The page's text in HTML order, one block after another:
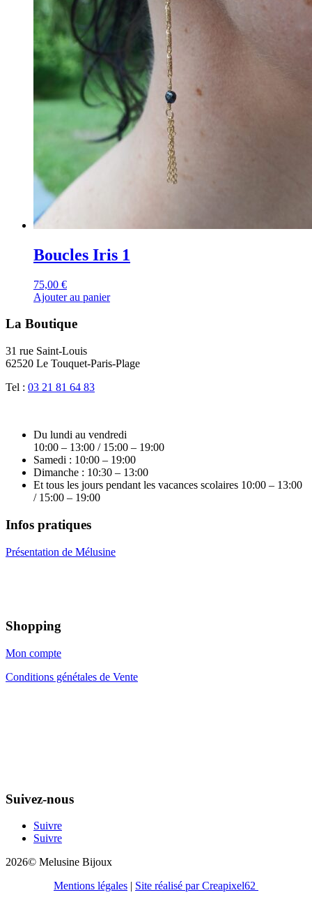
Boucles Iris 1
75,00 €
Ajouter au panier
La Boutique
31 rue Saint-Louis
62520 Le Touquet-Paris-Plage
Tel : 03 21 81 64 83
Du lundi au vendredi
10:00 – 13:00 / 15:00 – 19:00
Samedi : 10:00 – 19:00
Dimanche : 10:30 – 13:00
Et tous les jours pendant les vacances scolaires 10:00 – 13:00
/ 15:00 – 19:00
Infos pratiques
Présentation de Mélusine
Shopping
Mon compte
Conditions génétales de Vente
Suivez-nous
Suivre
Suivre
2026© Melusine Bijoux
Mentions légales
Site réalisé par Creapixel62